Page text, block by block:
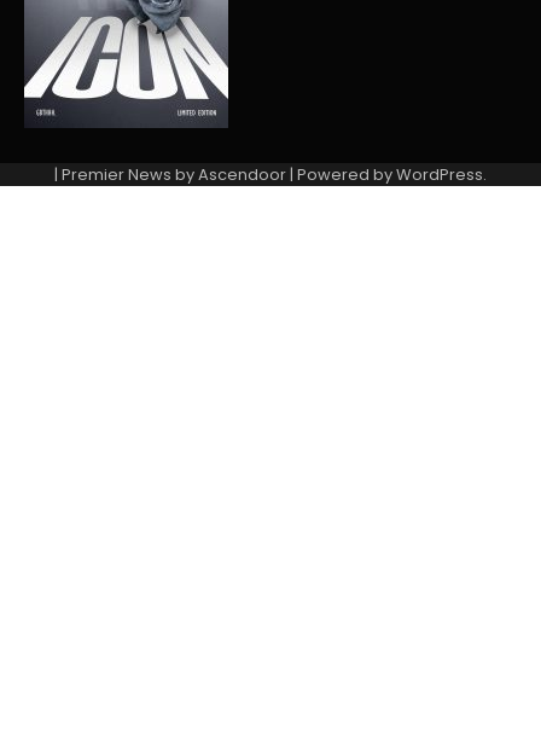
| Premier News byAscendoor| Powered byWordPress.